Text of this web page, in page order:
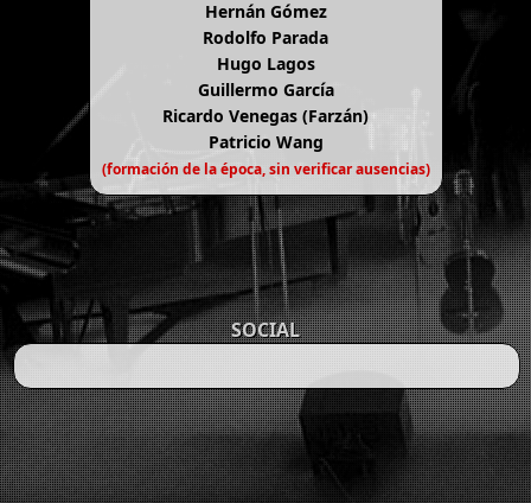
Hernán Gómez
Rodolfo Parada
Hugo Lagos
Guillermo García
Ricardo Venegas (Farzán)
Patricio Wang
(formación de la época, sin verificar ausencias)
SOCIAL